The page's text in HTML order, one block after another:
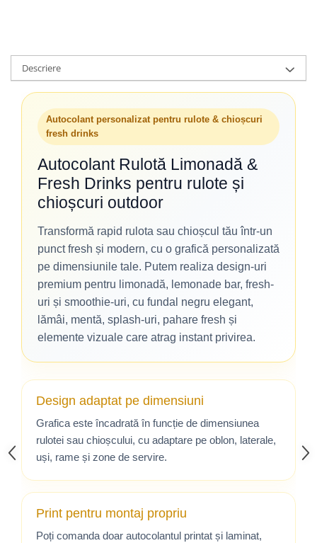
Descriere
Autocolant personalizat pentru rulote & chioșcuri
fresh drinks
Autocolant Rulotă Limonadă &
Fresh Drinks pentru rulote și
chioșcuri outdoor
Transformă rapid rulota sau chioșcul tău într-un
punct fresh și modern, cu o grafică personalizată
pe dimensiunile tale. Putem realiza design-uri
premium pentru limonadă, lemonade bar, fresh-
uri și smoothie-uri, cu fundal negru elegant,
lămâi, mentă, splash-uri, pahare fresh și
elemente vizuale care atrag instant privirea.
Design adaptat pe dimensiuni
Grafica este încadrată în funcție de dimensiunea
rulotei sau chioșcului, cu adaptare pe oblon, laterale,
uși, rame și zone de servire.
Print pentru montaj propriu
Poți comanda doar autocolantul printat și laminat,